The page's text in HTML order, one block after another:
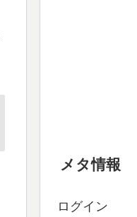
メタ情報
ログイン